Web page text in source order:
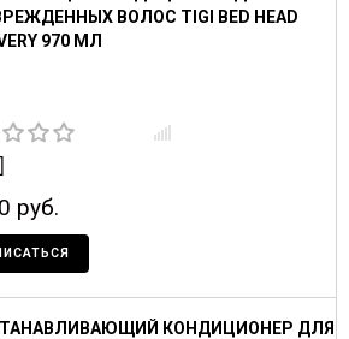
ВОЛОС TIGI BED HEAD
970 МЛ
руб.
КОНДИЦИОНЕР ДЛЯ